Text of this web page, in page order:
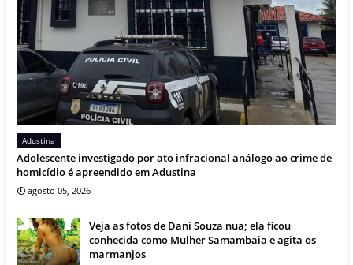
Adustina
Adolescente investigado por ato infracional análogo ao crime de
homicídio é apreendido em Adustina
agosto 05, 2026
Veja as fotos de Dani Souza nua; ela ficou
conhecida como Mulher Samambaia e agita os
marmanjos